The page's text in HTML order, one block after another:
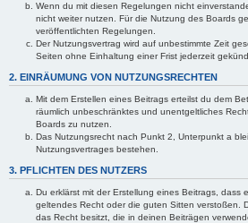
Wenn du mit diesen Regelungen nicht
nicht weiter nutzen. Für die Nutzung des Boards
veröffentlichten Regelungen.
Der Nutzungsvertrag wird auf unbestimmte Zeit
Seiten ohne Einhaltung einer Frist jederzeit
2. EINRÄUMUNG VON NUTZUNGSRECHTEN
Mit dem Erstellen eines Beitrags erteilst du dem
räumlich unbeschränktes und unentgeltliches
Boards zu nutzen.
Das Nutzungsrecht nach Punkt 2, Unterpunkt a
Nutzungsvertrages bestehen.
3. PFLICHTEN DES NUTZERS
Du erklärst mit der Erstellung eines Beitrags, dass
geltendes Recht oder die guten Sitten verstoßen.
das Recht besitzt, die in deinen Beiträgen